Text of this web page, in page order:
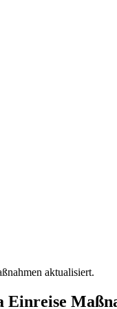
aktualisiert.
Einreise